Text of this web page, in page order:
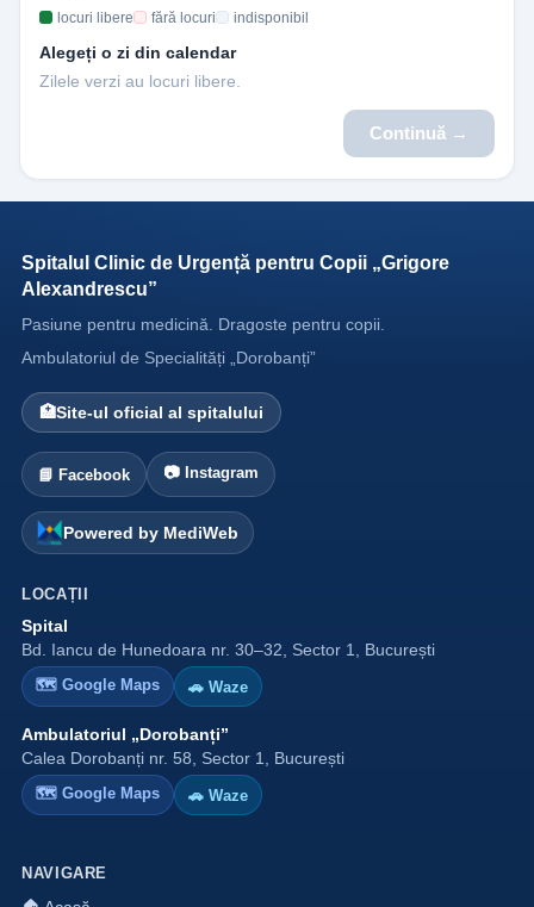
locuri libere fără locuri indisponibil
Alegeți o zi din calendar
Zilele verzi au locuri libere.
Continuă →
Spitalul Clinic de Urgență pentru Copii „Grigore
Alexandrescu”
Pasiune pentru medicină. Dragoste pentru copii.
Ambulatoriul de Specialități „Dorobanți”
🏥Site-ul oficial al spitalului
📘 Facebook 📷 Instagram
Powered by MediWeb
LOCAȚII
Spital
Bd. Iancu de Hunedoara nr. 30–32, Sector 1, București
🗺 Google Maps 🚗 Waze
Ambulatoriul „Dorobanți”
Calea Dorobanți nr. 58, Sector 1, București
🗺 Google Maps 🚗 Waze
NAVIGARE